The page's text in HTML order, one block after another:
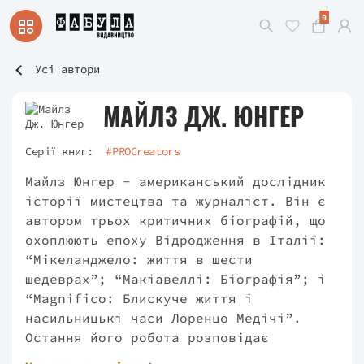
0
Усі автори
МАЙЛЗ ДЖ. ЮНГЕР
Серії книг: #PROCreators
Майлз Юнгер - американський дослідник
історії мистецтва та журналіст. Він є
автором трьох критичних біографій, що
охоплюють епоху Відродження в Італії:
“Мікеланджело: життя в шести
шедеврах”; “Макіавеллі: Біографія”; і
“Magnifico: Блискуче життя і
насильницькі часи Лоренцо Медічі”.
Остання його робота розповідає